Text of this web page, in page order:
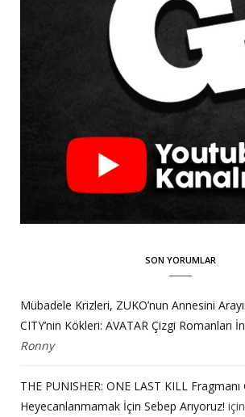
SON YORUMLAR
Mübadele Krizleri, ZUKO’nun Annesini
CITY’nin Kökleri: AVATAR Çizgi Romanları
Ronny
THE PUNISHER: ONE LAST KILL Fragmanı
Heyecanlanmamak İçin Sebep Arıyoruz! için